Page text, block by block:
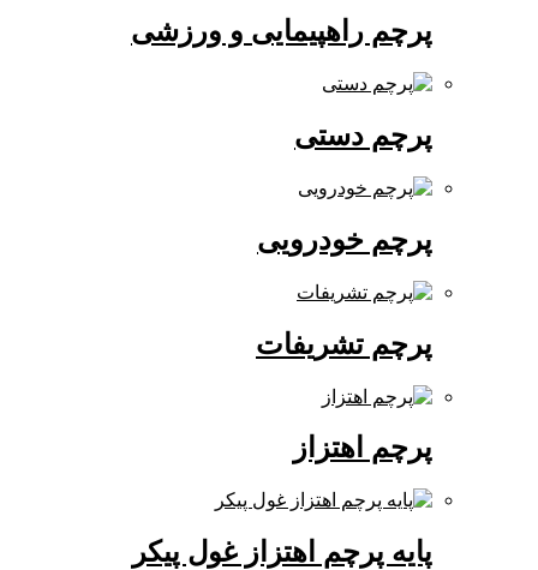
پرچم راهپیمایی و ورزشی
پرچم دستی
پرچم خودرویی
پرچم تشریفات
پرچم اهتزاز
پایه پرچم اهتزاز غول پیکر